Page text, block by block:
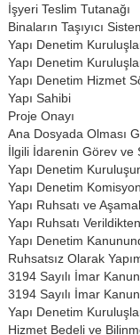
İşyeri Teslim Tutanağı
Binaların Taşıyıcı
Yapı Denetim
Yapı Denetim
Yapı Denetim Hizmet
Yapı Sahibi
Proje Onayı
Ana Dosyada Olması
İlgili İdarenin Görev ve
Yapı Denetim
Yapı Denetim
Yapı Ruhsatı ve
Yapı Ruhsatı
Yapı Denetim
Ruhsatsız Olarak
3194 Sayılı İmar
3194 Sayılı İmar
Yapı Denetim
Hizmet Bedeli ve